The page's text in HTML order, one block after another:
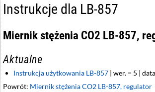
Instrukcje dla LB-857
Miernik stężenia CO2 LB-857,
Aktualne
Instrukcja użytkowania LB-857 | wer. = 5 |
Powrót: Miernik stężenia CO2 LB-857, regulator